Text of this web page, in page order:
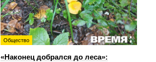
Общество
«Наконец добрался до леса»: